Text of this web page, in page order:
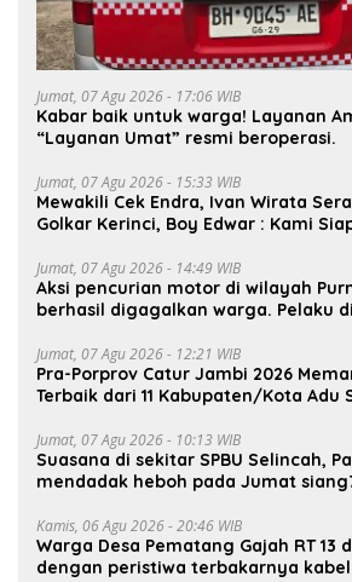
Jumat, 07 Agu 2026 - 17:06 WIB
Kabar baik untuk warga! Layanan
“Layanan Umat” resmi beroperasi.
Jumat, 07 Agu 2026 - 15:33 WIB
Mewakili Cek Endra, Ivan Wirata
Golkar Kerinci, Boy Edwar : Kami
Jumat, 07 Agu 2026 - 14:49 WIB
Aksi pencurian motor di wilayah
berhasil digagalkan warga. Pelaku
Jumat, 07 Agu 2026 - 12:21 WIB
Pra-Porprov Catur Jambi 2026
Terbaik dari 11 Kabupaten/Kota Adu
Jumat, 07 Agu 2026 - 10:13 WIB
Suasana di sekitar SPBU Selincah,
mendadak heboh pada Jumat
Kamis, 06 Agu 2026 - 20:46 WIB
Warga Desa Pematang Gajah RT 13
dengan peristiwa terbakarnya